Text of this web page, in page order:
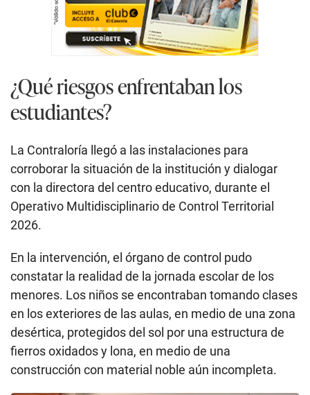
¿Qué riesgos enfrentaban los
estudiantes?
La Contraloría llegó a las instalaciones para
corroborar la situación de la institución y dialogar
con la directora del centro educativo, durante el
Operativo Multidisciplinario de Control Territorial
2026.
En la intervención, el órgano de control pudo
constatar la realidad de la jornada escolar de los
menores. Los niños se encontraban tomando clases
en los exteriores de las aulas, en medio de una zona
desértica, protegidos del sol por una estructura de
fierros oxidados y lona, en medio de una
construcción con material noble aún incompleta.